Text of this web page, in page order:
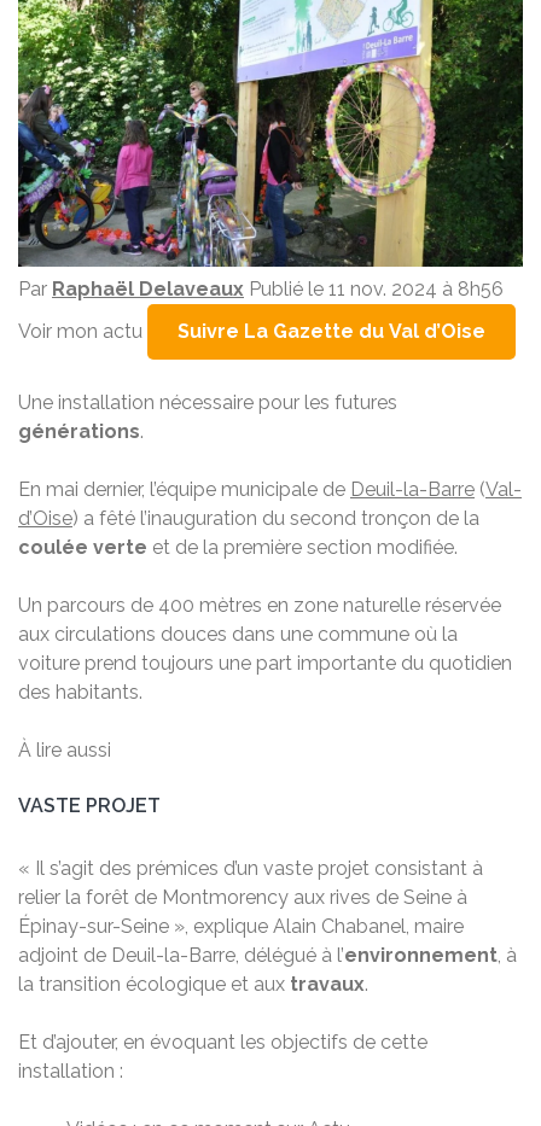
Par Raphaël Delaveaux Publié le 11 nov. 2024 à 8h56
Voir mon actu
Suivre La Gazette du Val d’Oise
Une installation nécessaire pour les futures
générations.
En mai dernier, l’équipe municipale de Deuil-la-Barre (Val-
d’Oise) a fêté l’inauguration du second tronçon de la
coulée verte et de la première section modifiée.
Un parcours de 400 mètres en zone naturelle réservée
aux circulations douces dans une commune où la
voiture prend toujours une part importante du quotidien
des habitants.
À lire aussi
VASTE PROJET
« Il s’agit des prémices d’un vaste projet consistant à
relier la forêt de Montmorency aux rives de Seine à
Épinay-sur-Seine », explique Alain Chabanel, maire
adjoint de Deuil-la-Barre, délégué à l’environnement, à
la transition écologique et aux travaux.
Et d’ajouter, en évoquant les objectifs de cette
installation :